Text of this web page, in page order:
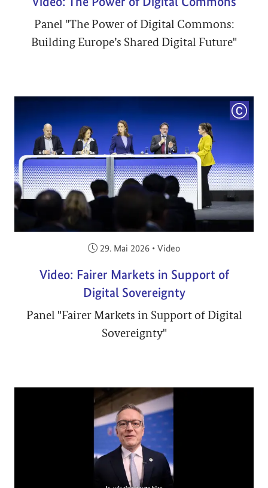
Panel "The Power of Digital Commons:
Building Europe’s Shared Digital Future"
Veröffentlicht am:
29. Mai 2026 • Video
Video: Fairer Markets in Support of
Digital Sovereignty
Panel "Fairer Markets in Support of Digital
Sovereignty"